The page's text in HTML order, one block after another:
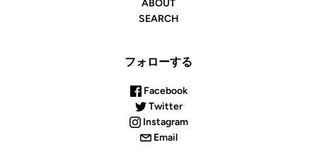
ABOUT
SEARCH
フォローする
Facebook
Twitter
Instagram
Email